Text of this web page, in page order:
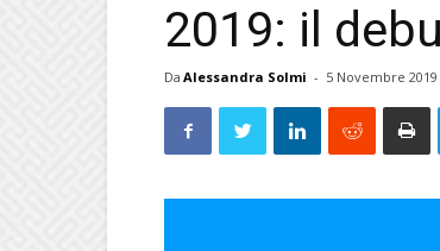
2019: il
Da Alessandra Solmi - 5 Novembre 2019